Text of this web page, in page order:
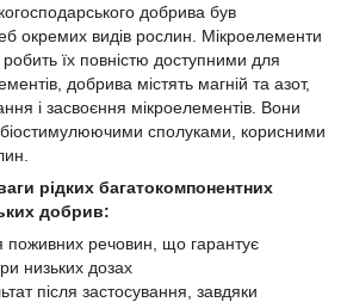
добрива був
окремих видів рослин. Мікроелементи
їх повністю доступними для
добрива містять магній та азот,
і засвоєння мікроелементів. Вони
біостимулюючими сполуками, корисними
рідких багатокомпонентних
добрив:
поживних речовин, що гарантує
низьких дозах
після застосування, завдяки